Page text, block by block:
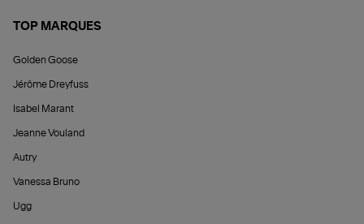
TOP MARQUES
Golden Goose
Jérôme Dreyfuss
Isabel Marant
Jeanne Vouland
Autry
Vanessa Bruno
Ugg